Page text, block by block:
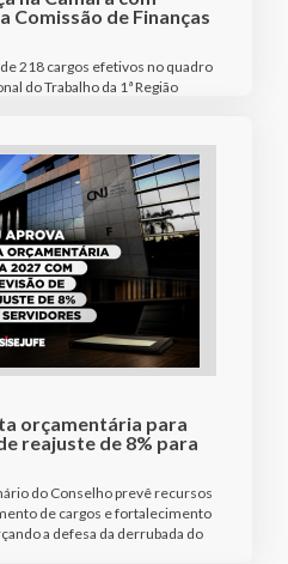
Comissão de Finanças
218 cargos efetivos no quadro
do Trabalho da 1ª Região
orçamentária para
reajuste de 8% para
do Conselho prevê recursos
de cargos e fortalecimento
a defesa da derrubada do